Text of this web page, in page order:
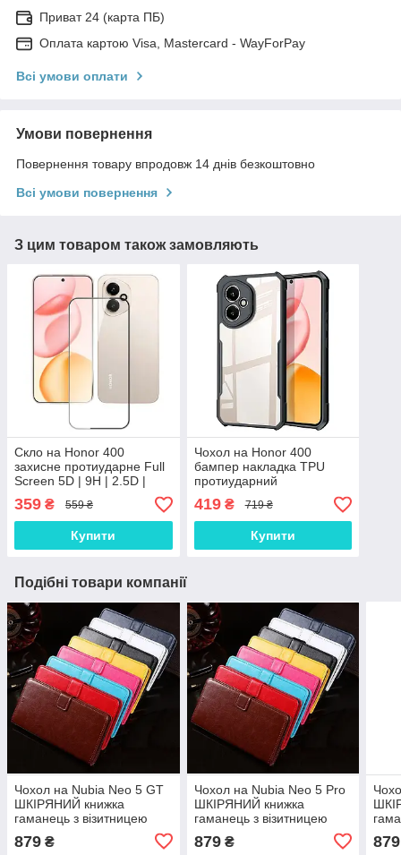
Приват 24 (карта ПБ)
Оплата картою Visa, Mastercard - WayForPay
Всі умови оплати
Умови повернення
Повернення товару впродовж 14 днів безкоштовно
Всі умови повернення
З цим товаром також замовляють
Скло на Honor 400
захисне протиударне Full
Screen 5D | 9H | 2.5D |
Nano - покриття "HYPER"
359 ₴ 559 ₴
Купити
Чохол на Honor 400
бампер накладка TPU
протиударний
"NEO-HYBRID"
419₴ 719 ₴
Купити
Подібні товари компанії
Чохол на Nubia Neo 5 GT
ШКІРЯНИЙ книжка
гаманець з візитницею
підставкою протиударний
"BENTYAGA"
879 ₴
Чохол на Nubia Neo 5 Pro
ШКІРЯНИЙ книжка
гаманець з візитницею
підставкою протиударний
"BENTYAGA"
879₴ 879